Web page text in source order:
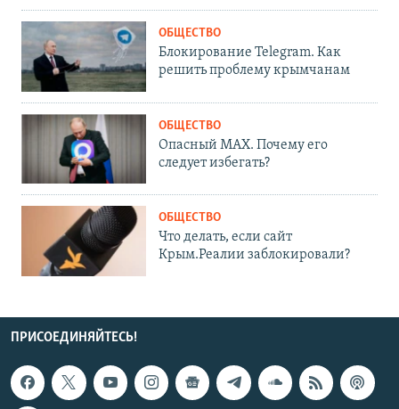
ОБЩЕСТВО
Блокирование Telegram. Как
решить проблему крымчанам
ОБЩЕСТВО
Опасный MAX. Почему его
следует избегать?
ОБЩЕСТВО
Что делать, если сайт
Крым.Реалии заблокировали?
ПРИСОЕДИНЯЙТЕСЬ!